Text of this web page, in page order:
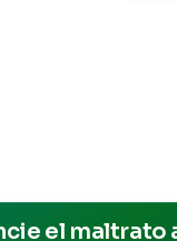
el maltrato